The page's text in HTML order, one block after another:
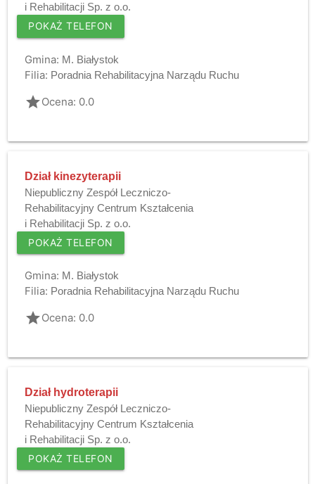
i Rehabilitacji Sp. z o.o.
POKAŻ TELEFON
Gmina: M. Białystok
Filia: Poradnia Rehabilitacyjna Narządu Ruchu
gradeOcena: 0.0
Dział kinezyterapii
Niepubliczny Zespół Leczniczo-
Rehabilitacyjny Centrum Kształcenia
i Rehabilitacji Sp. z o.o.
POKAŻ TELEFON
Gmina: M. Białystok
Filia: Poradnia Rehabilitacyjna Narządu Ruchu
gradeOcena: 0.0
Dział hydroterapii
Niepubliczny Zespół Leczniczo-
Rehabilitacyjny Centrum Kształcenia
i Rehabilitacji Sp. z o.o.
POKAŻ TELEFON